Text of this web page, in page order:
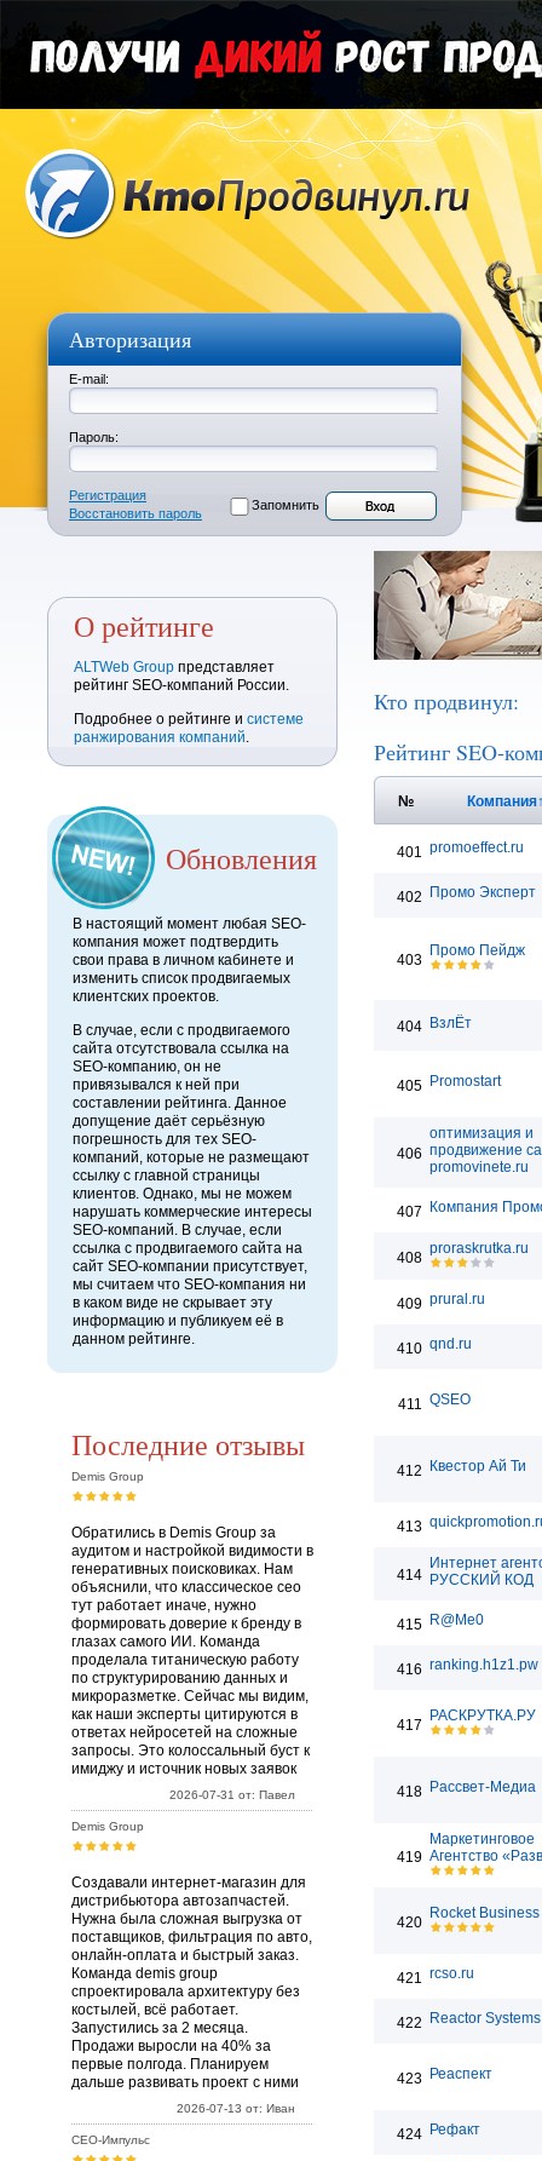
Авторизация
E-mail:
Пароль:
Регистрация
Восстановить пароль
Запомнить
О рейтинге
ALTWeb Group представляет
рейтинг SEO-компаний России.
Подробнее о рейтинге и системе
ранжирования компаний.
Обновления
В настоящий момент любая SEO-
компания может подтвердить
свои права в личном кабинете и
изменить список продвигаемых
клиентских проектов.
В случае, если с продвигаемого
сайта отсутствовала ссылка на
SEO-компанию, он не
привязывался к ней при
составлении рейтинга. Данное
допущение даёт серьёзную
погрешность для тех SEO-
компаний, которые не размещают
ссылку с главной страницы
клиентов. Однако, мы не можем
нарушать коммерческие интересы
SEO-компаний. В случае, если
ссылка с продвигаемого сайта на
сайт SEO-компании присутствует,
мы считаем что SEO-компания ни
в каком виде не скрывает эту
информацию и публикуем её в
данном рейтинге.
Последние отзывы
Demis Group
Обратились в Demis Group за
аудитом и настройкой видимости в
генеративных поисковиках. Нам
объяснили, что классическое сео
тут работает иначе, нужно
формировать доверие к бренду в
глазах самого ИИ. Команда
проделала титаническую работу
по структурированию данных и
микроразметке. Сейчас мы видим,
как наши эксперты цитируются в
ответах нейросетей на сложные
запросы. Это колоссальный буст к
имиджу и источник новых заявок
2026-07-31 от: Павел
Demis Group
Создавали интернет-магазин для
дистрибьютора автозапчастей.
Нужна была сложная выгрузка от
поставщиков, фильтрация по авто,
онлайн-оплата и быстрый заказ.
Команда demis group
спроектировала архитектуру без
костылей, всё работает.
Запустились за 2 месяца.
Продажи выросли на 40% за
первые полгода. Планируем
дальше развивать проект с ними
2026-07-13 от: Иван
СЕО-Импульс
Кто продвинул:
Рейтинг SEO-
№ Компания
401 promoeffect.ru
402 Промо Эксперт
403
Промо Пейдж
404 ВзлЁт
405 Promostart
406
оптимизация и
продвижение
promovinete.ru
407 Компания
408
proraskrutka.ru
409 prural.ru
410 qnd.ru
411 QSEO
412 Квестор Ай Ти
413
414
Интернет
РУССКИЙ КОД
415 R@Me0
416 ranking.h1z1.pw
417
РАСКРУТКА.РУ
418 Рассвет-Медиа
419
Маркетинговое
Агентство
420
Rocket Business
421 rcso.ru
422 Reactor
423 Реаспект
424 Рефакт